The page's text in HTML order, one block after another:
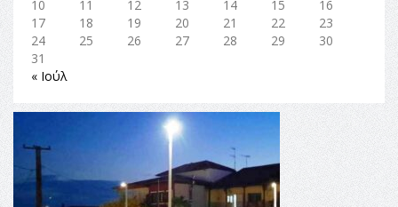
10
11 12 13 14 15
16
17
18 19 20 21 22
23
24
25 26 27 28 29
30
31
« Ιούλ